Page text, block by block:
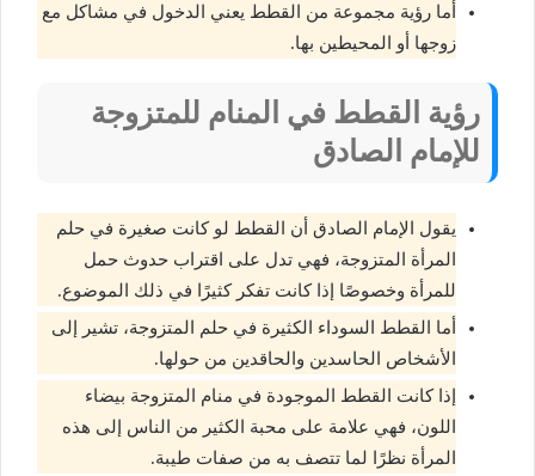
أما رؤية مجموعة من القطط يعني الدخول في مشاكل مع
زوجها أو المحيطين بها.
رؤية القطط في المنام للمتزوجة
للإمام الصادق
يقول الإمام الصادق أن القطط لو كانت صغيرة في حلم
المرأة المتزوجة، فهي تدل على اقتراب حدوث حمل
للمرأة وخصوصًا إذا كانت تفكر كثيرًا في ذلك الموضوع.
أما القطط السوداء الكثيرة في حلم المتزوجة، تشير إلى
الأشخاص الحاسدين والحاقدين من حولها.
إذا كانت القطط الموجودة في منام المتزوجة بيضاء
اللون، فهي علامة على محبة الكثير من الناس إلى هذه
المرأة نظرًا لما تتصف به من صفات طيبة.